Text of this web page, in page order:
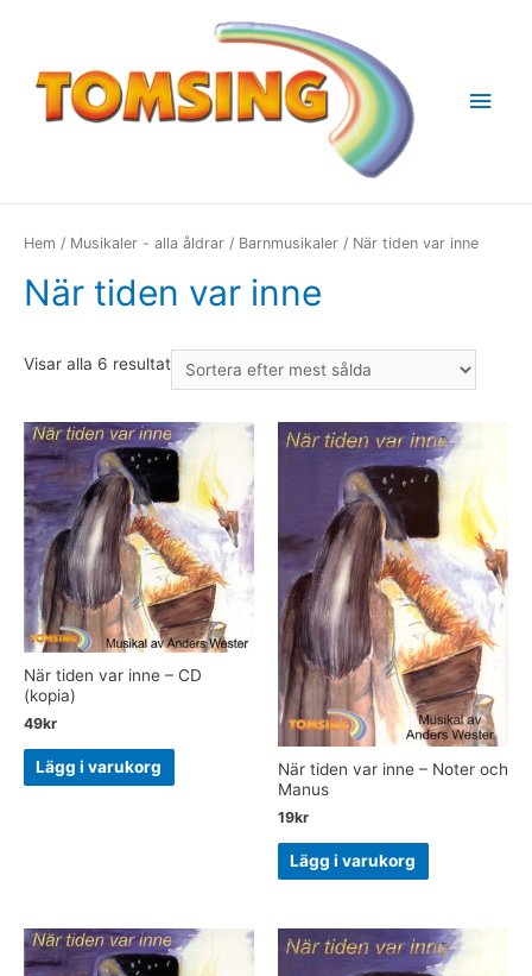
Hem / Musikaler - alla åldrar / Barnmusikaler / När tiden var inne
När tiden var inne
Visar alla 6 resultat
När tiden var inne – CD
(kopia)
49kr
Lägg i varukorg
När tiden var inne – Noter och
Manus
19kr
Lägg i varukorg